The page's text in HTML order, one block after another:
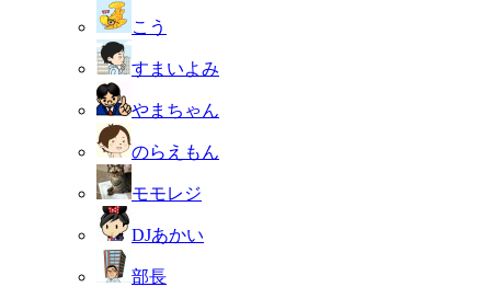
こう
すまいよみ
やまちゃん
のらえもん
モモレジ
DJあかい
部長